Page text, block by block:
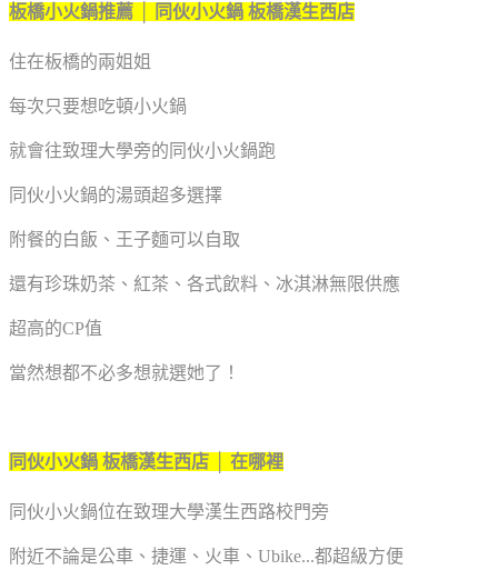
板橋小火鍋推薦 │ 同伙小火鍋 板橋漢生西店
住在板橋的兩姐姐
每次只要想吃頓小火鍋
就會往致理大學旁的同伙小火鍋跑
同伙小火鍋的湯頭超多選擇
附餐的白飯、王子麵可以自取
還有珍珠奶茶、紅茶、各式飲料、冰淇淋無限供應
超高的CP值
當然想都不必多想就選她了！
同伙小火鍋 板橋漢生西店 │ 在哪裡
同伙小火鍋位在致理大學漢生西路校門旁
附近不論是公車、捷運、火車、Ubike...都超級方便